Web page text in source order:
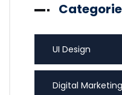
UI Design
Digital Marketing